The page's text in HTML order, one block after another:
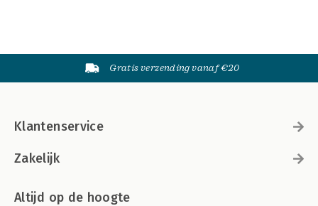
Gratis verzending vanaf €20
Klantenservice
Zakelijk
Altijd op de hoogte